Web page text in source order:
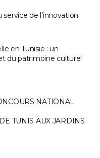
de l’innovation
en Tunisie : un
du patrimoine culturel
NATIONAL
TUNIS AUX JARDINS